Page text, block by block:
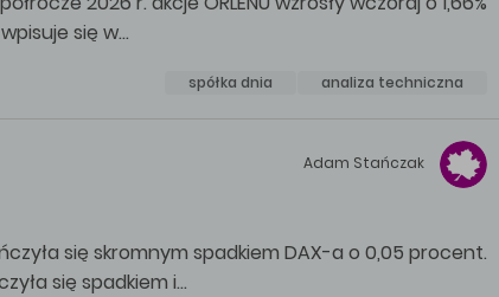
się w…
spółka dnia analiza techniczna
Adam Stańczak
się skromnym spadkiem DAX-a o 0,05 procent.
się spadkiem i…